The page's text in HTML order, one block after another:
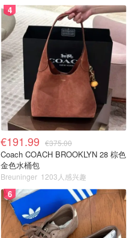
4
€191.99 €375.00
Coach COACH BROOKLYN 28 棕色
金色水桶包
Breuninger 1203人感兴趣
6